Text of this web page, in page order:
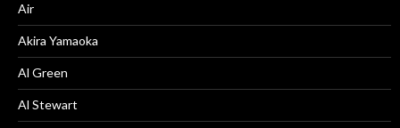
Air
Akira Yamaoka
Al Green
Al Stewart